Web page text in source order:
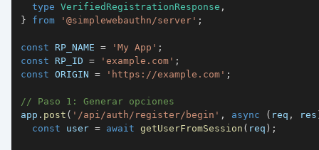
type VerifiedRegistrationResponse ,
}
from '@simplewebauthn/server' ;
const RP_NAME = 'My App' ;
const
RP_ID = 'example.com' ;
const ORIGIN = 'https://example.com' ;
// Paso 1: Generar opciones
app . post ( '/api/auth/register/begin' , async ( req , res
const user = await getUserFromSession ( req ) ;